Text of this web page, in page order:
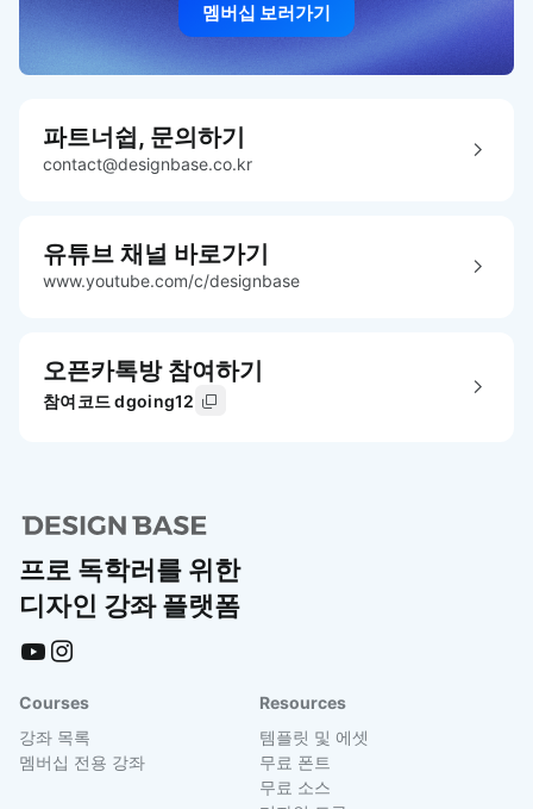
멤버십 보러가기
파트너쉽, 문의하기
contact@designbase.co.kr
유튜브 채널 바로가기
www.youtube.com/c/designbase
오픈카톡방 참여하기
참여코드 dgoing12
프로 독학러를 위한
디자인 강좌 플랫폼
Courses
강좌 목록
멤버십 전용 강좌
Resources
템플릿 및 에셋
무료 폰트
무료 소스